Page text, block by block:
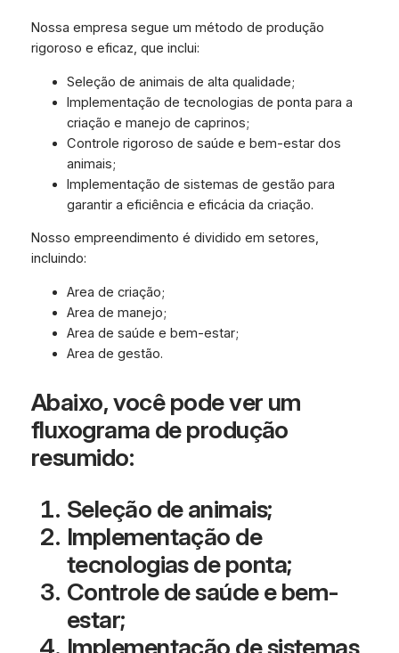
Nossa empresa segue um método de produção
rigoroso e eficaz, que inclui:
Seleção de animais de alta qualidade;
Implementação de tecnologias de ponta para a
criação e manejo de caprinos;
Controle rigoroso de saúde e bem-estar dos
animais;
Implementação de sistemas de gestão para
garantir a eficiência e eficácia da criação.
Nosso empreendimento é dividido em setores,
incluindo:
Area de criação;
Area de manejo;
Area de saúde e bem-estar;
Area de gestão.
Abaixo, você pode ver um
fluxograma de produção
resumido:
Seleção de animais;
Implementação de
tecnologias de ponta;
Controle de saúde e bem-
estar;